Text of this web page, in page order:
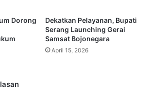
Dorong
Dekatkan Pelayanan, Bupati
Serang Launching Gerai
Samsat Bojonegara
April 15, 2026